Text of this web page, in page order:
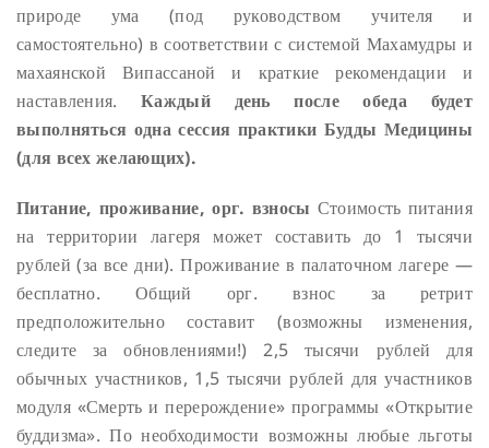
природе ума (под руководством учителя и
самостоятельно) в соответствии с системой Махамудры и
махаянской Випассаной и краткие рекомендации и
наставления.Каждый день после обеда будет
выполняться одна сессия практики Будды Медицины
(для всех желающих).
Питание, проживание, орг. взносы Стоимость питания
на территории лагеря может составить до 1 тысячи
рублей (за все дни). Проживание в палаточном лагере —
бесплатно. Общий орг. взнос за ретрит
предположительно составит (возможны изменения,
следите за обновлениями!) 2,5 тысячи рублей для
обычных участников, 1,5 тысячи рублей для участников
модуля «Смерть и перерождение» программы «Открытие
буддизма». По необходимости возможны любые льготы